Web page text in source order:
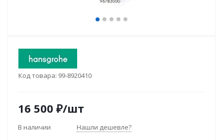
Код товара: 99-8920410
16 500 ₽/шт
В наличии Нашли дешевле?